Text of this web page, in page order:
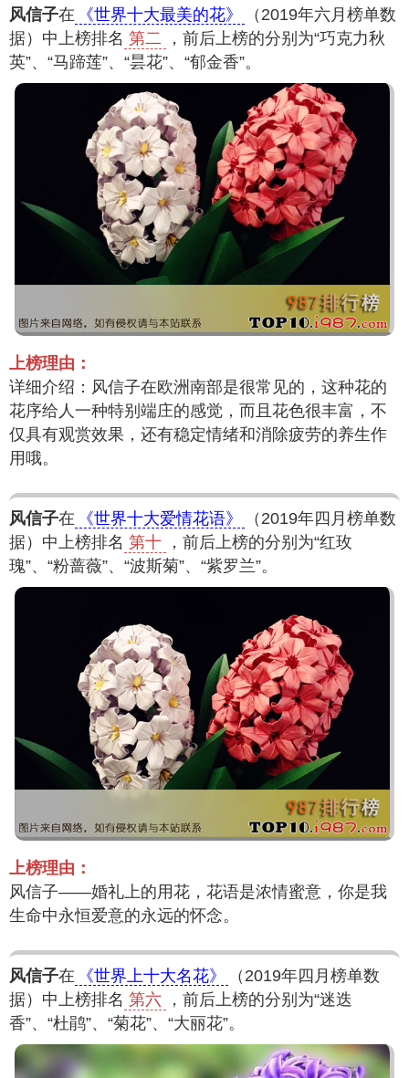
风信子在 《世界十大最美的花》
（2019年六月榜单数
据）中上榜排名 第二
，前后上榜的分别为“巧克力秋
英”、“马蹄莲”、“昙花”、“郁金香”。
上榜理由：
详细介绍：风信子在欧洲南部是很常见的，这种花的
花序给人一种特别端庄的感觉，而且花色很丰富，不
仅具有观赏效果，还有稳定情绪和消除疲劳的养生作
用哦。
风信子在 《世界十大爱情花语》
（2019年四月榜单数
据）中上榜排名 第十
，前后上榜的分别为“红玫
瑰”、“粉蔷薇”、“波斯菊”、“紫罗兰”。
上榜理由：
风信子——婚礼上的用花，花语是浓情蜜意，你是我
生命中永恒爱意的永远的怀念。
风信子在 《世界上十大名花》
（2019年四月榜单数
据）中上榜排名 第六
，前后上榜的分别为“迷迭
香”、“杜鹃”、“菊花”、“大丽花”。